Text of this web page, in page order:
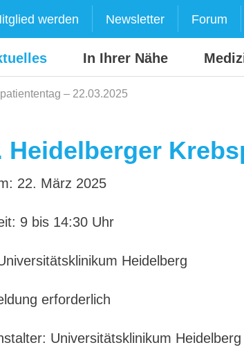
werden Newsletter Forum
In Ihrer Nähe
– 22.03.2025
Heidelberger
22. März 2025
9 bis 14:30 Uhr
Heidelberg
erforderlich
Universitätsklinikum